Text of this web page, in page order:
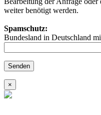
weiter benötigt werden.
Spamschutz:
Bundesland in Deutschland
×